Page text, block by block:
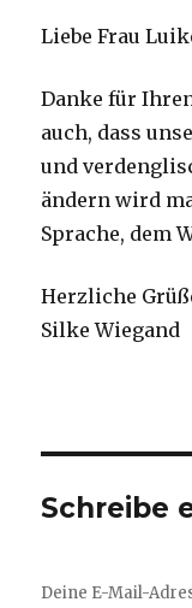
Liebe Frau
Danke für
auch, dass
und
ändern wird
Sprache, dem
Herzliche
Silke Wiegand
Schreibe
Deine E-Mail-